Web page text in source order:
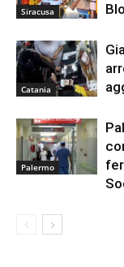
Siracusa
Catania
Palermo